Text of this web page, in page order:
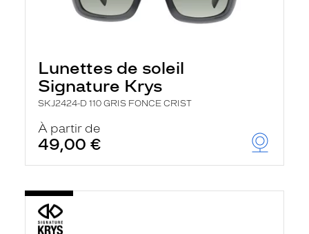
Lunettes de soleil
Signature Krys
SKJ2424-D 110 GRIS FONCE CRIST
À partir de
49,00 €